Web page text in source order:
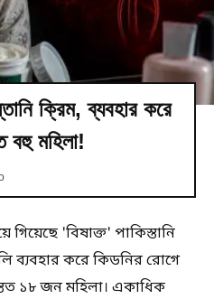
ক্রিম, ব্যবহার করে
বহু মহিলা!
গিয়েছে 'বিষাক্ত' পাকিস্তানি
ব্যবহার করে কিডনির রোগে
১৮ জন মহিলা। একাধিক